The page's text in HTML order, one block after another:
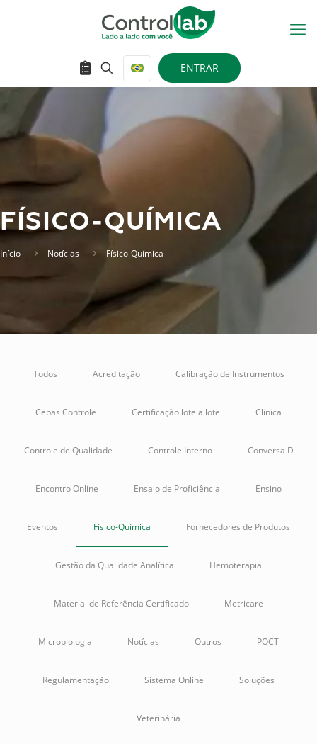
ENTRAR
FÍSICO-QUÍMICA
Início Notícias Físico-Química
Todos Acreditação Calibração de Instrumentos
Cepas Controle Certificação lote a lote Clínica
Controle de Qualidade Controle Interno Conversa D
Encontro Online Ensaio de Proficiência Ensino
Eventos Físico-Química Fornecedores de Produtos
Gestão da Qualidade Analítica Hemoterapia
Material de Referência Certificado Metricare
Microbiologia Notícias Outros POCT
Regulamentação Sistema Online Soluções
Veterinária